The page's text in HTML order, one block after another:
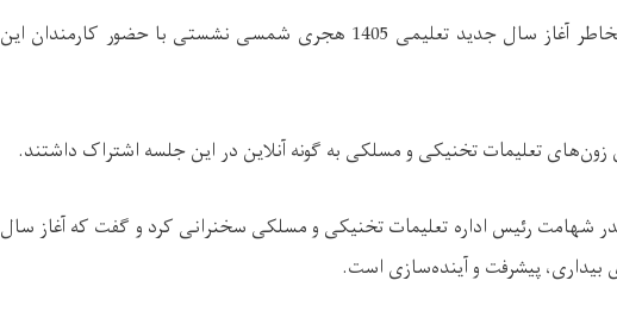
اداره تعلیمات تخنیکی و مسلکی بخاطر آغاز سال جدید تعلیمی 1405 هجری شمسی نشستی با حضور کارمندان این
تعلیمات تخنیکی و مسلکی به گونه آنلاین در این جلسه اشتراک داشتند.
شهامت رئیس اداره تعلیمات تخنیکی و مسلکی سخنرانی کرد و گفت که آغاز سال
بیداری، پیشرفت و آینده‌سازی است.